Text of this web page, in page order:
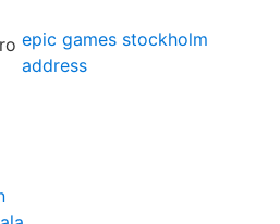
epic games stockholm
address